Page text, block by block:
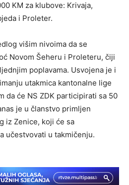
KM za klubove: Krivaja,
i Proleter.
višim nivoima da se
Novom Šeheru i Proleteru, čiji
poplavama. Usvojena je i
utakmica kantonalne lige
da će NS ZDK participirati sa 50
je u članstvo primljen
iz Zenice, koji će sa
učestvovati u takmičenju.